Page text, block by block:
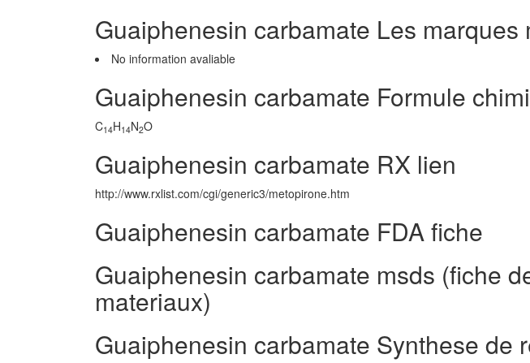
Guaiphenesin carbamate Les marques
No information avaliable
Guaiphenesin carbamate Formule
C14H14N2O
Guaiphenesin carbamate RX lien
http://www.rxlist.com/cgi/generic3/metopirone.htm
Guaiphenesin carbamate FDA fiche
Guaiphenesin carbamate msds (fiche
materiaux)
Guaiphenesin carbamate Synthese de